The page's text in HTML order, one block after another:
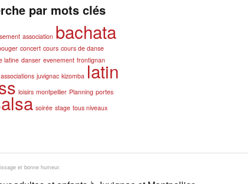
par mots clés
association bachata
concert cours cours de danse
latine danser evenement frontignan
juvignac kizomba latin
loisirs montpellier Planning portes
soirée stage tous niveaux
et bonne humeur.